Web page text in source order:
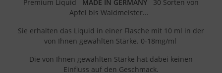
Premium Liquid MADE IN GERMANY 30 Sorten von
Apfel bis Waldmeister...
Sie erhalten das Liquid in einer Flasche mit 10 ml in der
von Ihnen gewählten Stärke. 0-18mg/ml
Die von Ihnen gewählten Stärke hat dabei keinen
Einfluss auf den Geschmack.